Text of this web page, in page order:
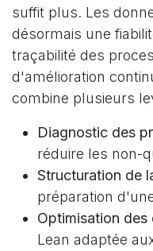
suffit plus. Les
désormais une
traçabilité des
d'amélioration
combine plusieurs
Diagnostic des
réduire les non-
Structuration de
préparation
Optimisation des
Lean adaptée